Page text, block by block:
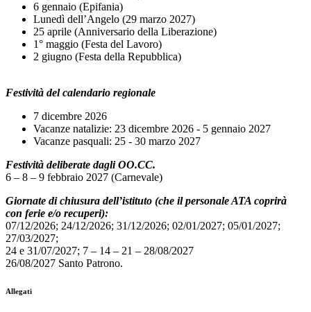
6 gennaio (Epifania)
Lunedì dell’Angelo (29 marzo 2027)
25 aprile (Anniversario della Liberazione)
1° maggio (Festa del Lavoro)
2 giugno (Festa della Repubblica)
Festività del calendario regionale
7 dicembre 2026
Vacanze natalizie: 23 dicembre 2026 - 5 gennaio 2027
Vacanze pasquali: 25 - 30 marzo 2027
Festività deliberate dagli OO.CC.
6 – 8 – 9 febbraio 2027 (Carnevale)
Giornate di chiusura dell’istituto (che il personale ATA coprirà
con ferie e/o recuperi):
07/12/2026; 24/12/2026; 31/12/2026; 02/01/2027; 05/01/2027;
27/03/2027;
24 e 31/07/2027; 7 – 14 – 21 – 28/08/2027
26/08/2027 Santo Patrono.
Allegati